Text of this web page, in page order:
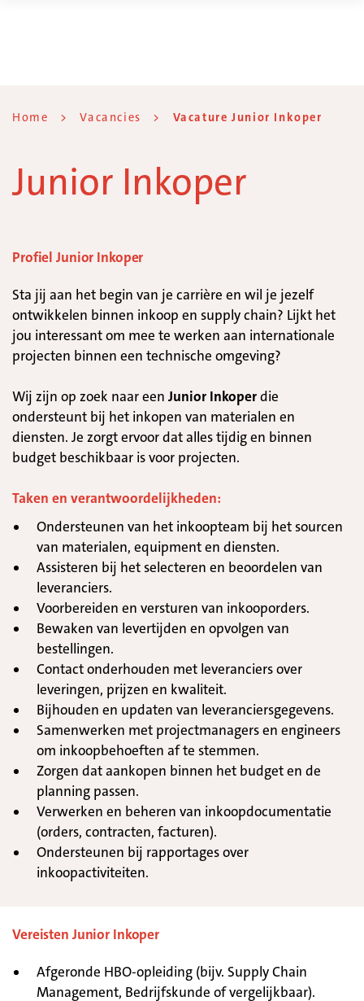
Home > Vacancies > Vacature Junior Inkoper
Junior Inkoper
Profiel Junior Inkoper
Sta jij aan het begin van je carrière en wil je jezelf
ontwikkelen binnen inkoop en supply chain? Lijkt het
jou interessant om mee te werken aan internationale
projecten binnen een technische omgeving?
Wij zijn op zoek naar een Junior Inkoperdie
ondersteunt bij het inkopen van materialen en
diensten. Je zorgt ervoor dat alles tijdig en binnen
budget beschikbaar is voor projecten.
Taken en verantwoordelijkheden:
Ondersteunen van het inkoopteam bij het sourcen
van materialen, equipment en diensten.
Assisteren bij het selecteren en beoordelen van
leveranciers.
Voorbereiden en versturen van inkooporders.
Bewaken van levertijden en opvolgen van
bestellingen.
Contact onderhouden met leveranciers over
leveringen, prijzen en kwaliteit.
Bijhouden en updaten van leveranciersgegevens.
Samenwerken met projectmanagers en engineers
om inkoopbehoeften af te stemmen.
Zorgen dat aankopen binnen het budget en de
planning passen.
Verwerken en beheren van inkoopdocumentatie
(orders, contracten, facturen).
Ondersteunen bij rapportages over
inkoopactiviteiten.
Vereisten Junior Inkoper
Afgeronde HBO-opleiding (bijv. Supply Chain
Management, Bedrijfskunde of vergelijkbaar).